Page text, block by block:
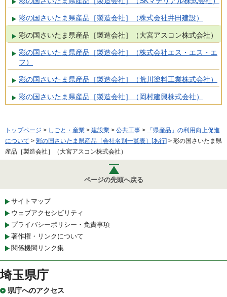
彩の国さいたま県産品［製造会社］（株式会社井田建設）
彩の国さいたま県産品［製造会社］（大宮アスコン株式会社）
彩の国さいたま県産品［製造会社］（株式会社エス・エス・エ
フ）
彩の国さいたま県産品［製造会社］（荒川塗料工業株式会社）
彩の国さいたま県産品［製造会社］（岡村建興株式会社）
トップページ > しごと・産業 > 建設業 > 公共工事 >
「県産品」の利用向上促進
について > 彩の国さいたま県産品［会社名別一覧表］[あ行] > 彩の国さいたま県
産品［製造会社］（大宮アスコン株式会社）
ページの先頭へ戻る
サイトマップ
ウェブアクセシビリティ
プライバシーポリシー・免責事項
著作権・リンクについて
関係機関リンク集
埼玉県庁
県庁へのアクセス